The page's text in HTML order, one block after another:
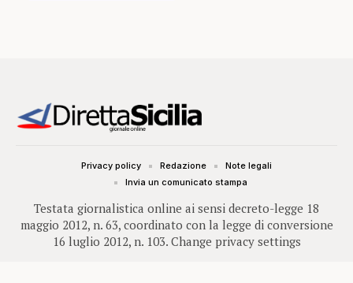
Testata giornalistica online ai sensi decreto-legge 18
maggio 2012, n. 63, coordinato con la legge di conversione
16 luglio 2012, n. 103. Change privacy settings
Privacy policy Redazione
Note legali
Invia un comunicato stampa